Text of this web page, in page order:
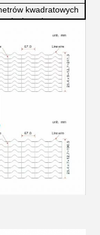
kwadratowych
miesięcznie